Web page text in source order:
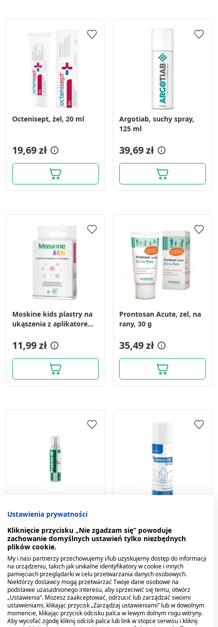
Octenisept, żel, 20 ml
19,69 zł
Argotiab, suchy spray,
125 ml
39,69 zł
Moskine kids plastry na
ukąszenia z aplikatorem,
11,99 zł
Prontosan Acute, zel, na
rany, 30 g
35,49 zł
Proktis-M, aktywna
pianka oczyszczająca, 150
ml
33,19 zł 38,89 zł
Ustawienia prywatności
Kliknięcie przycisku „Nie zgadzam się” powoduje
zachowanie domyślnych ustawień tylko niezbędnych
plików cookie.
My i nasi partnerzy przechowujemy i/lub uzyskujemy dostęp do informacji
na urządzeniu, takich jak unikalne identyfikatory w cookie i innych
pamięciach przeglądarki w celu przetwarzania danych osobowych.
Niektórzy dostawcy mogą przetwarzać Twoje dane osobowe na
podstawie uzasadnionego interesu, aby sprzeciwić się temu, otwórz
„Ustawienia”. Możesz zaakceptować, odrzucić lub zarządzać swoimi
ustawieniami, klikając przycisk „Zarządzaj ustawieniami” lub w dowolnym
momencie, klikając przycisk odcisku palca w lewym dolnym rogu witryny.
Aby wycofać zgodę kliknij odcisk palca lub link w stopce serwisu i kliknij